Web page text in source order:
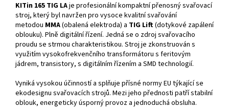
KITin 165 TIG LAje profesionální kompaktní přenosný svařovací
stroj, který byl navržen pro vysoce kvalitní svařování
metodou MMA(obalená elektroda) a TIG Lift(dotykové zapálení
oblouku). Plně digitální řízení. Jedná se o zdroj svařovacího
proudu se strmou charakteristikou. Stroj je zkonstruován s
využitím vysokofrekvenčního transformátoru s feritovým
jádrem, transistory, s digitálním řízením a SMD technologií.
Vyniká vysokou účinností a splňuje přísné normy EU týkající se
ekodesignu svařovacích strojů. Mezi jeho přednosti patří stabilní
oblouk, energeticky úsporný provoz a jednoduchá obsluha.